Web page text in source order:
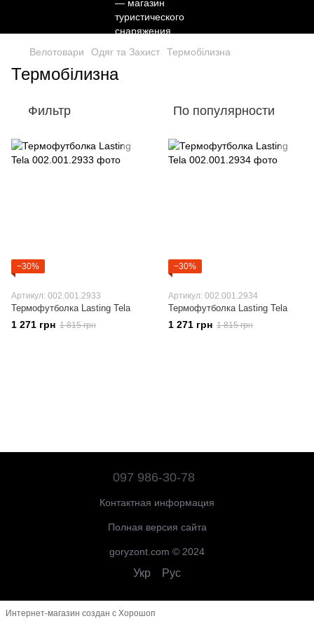
Велотовари Одяг та Захист Термобілизна
Термобілизна
Фильтр По популярности
−30%
Артикул: 002.001.2933
Термофутболка Lasting Tela
1 271 грн 1 815 грн
−30%
Артикул: 002.001.2934
Термофутболка Lasting Tela
1 271 грн 1 815 грн
097 986-30-78
Контактная информация
Полная версия сайта
goryzont.com © 2024
Укр Рус
Интернет-магазин создан с Хорошоп